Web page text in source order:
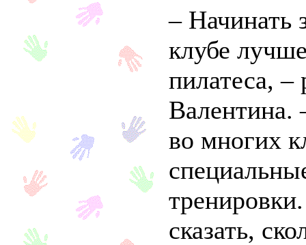
– Начинать
клубе
пилатеса, –
Валентина.
во многих
сказать,